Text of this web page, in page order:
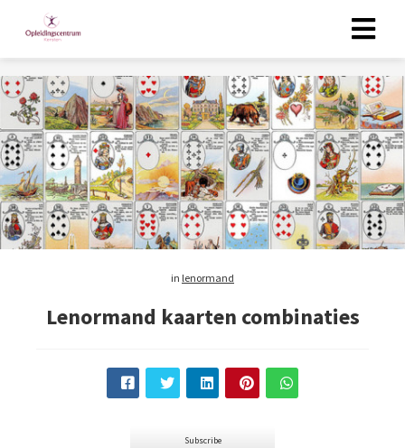
in lenormand
Lenormand kaarten combinaties
Subscribe